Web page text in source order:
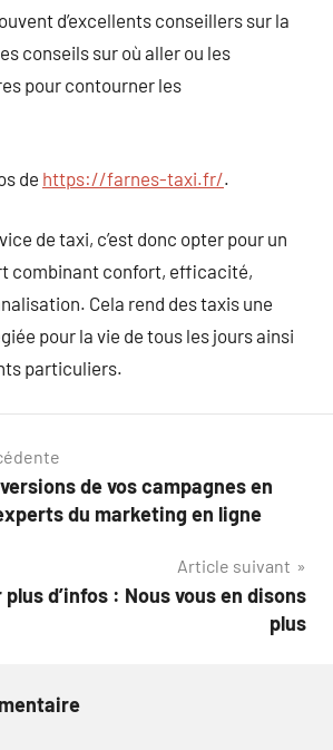
d’excellents conseillers sur la
conseils sur où aller ou les
pour contourner les
de https://farnes-taxi.fr/.
de taxi, c’est donc opter pour un
combinant confort, efficacité,
Cela rend des taxis une
pour la vie de tous les jours ainsi
particuliers.
de vos campagnes en
du marketing en ligne
Article suivant
d’infos : Nous vous en disons
plus